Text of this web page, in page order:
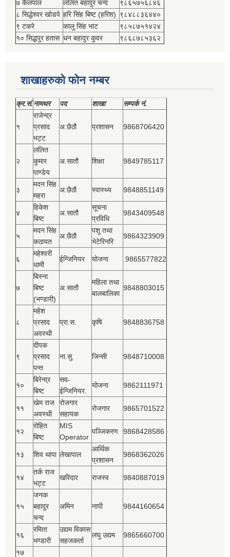
७ कैलपाल ललित बहादुर चन्द
९८६५७५६८४६
८ सिद्धेश्‍वर खोडपे हरि सिंह बिष्‍ट (हरिश) ९८४८८३६४४०
९ टकरे
कालु सिंह भाट
९८५८७५१४२४
१० सिद्धपुर हतास धन बहादुर कुवर ९८६८७८५३६२
शाखाहरुको फोन नम्बर
क्र.सं.नामथर पद शाखा सम्‍पर्क नं.
१
राजेन्द्र
प्रसाद
भट्ट
अ.छैठौ प्रशासन 9868706420
२
ललित
कुमार
पाण्डेय
अ.सातौ शिक्षा 9849785117
३
मदन सिंह
महरा
अ.छैठौ स्वास्थ्य 9848851149
४
हिकेश
बिष्‍ट
अ.सातौ
सूचना
प्रविधि
9843409548
५
मदन सिंह
कठायत
अ.छैठौ
पशु तथा
भेटेरिनरि
9864323909
६
महेश्‍वरी
धामी
ईन्जिनियर योजना .9865577822
७
बिस्‍ना
बिष्‍ट
(भण्डारी)
अ.सातौ
महिला तथा
बालबालिका
9848803015
८
महेश
प्रसाद
अवस्थी
प्रा.स. कृषि 9848836758
९
दीपक
प्रसाद
पन्त
ना.सु. जिन्सी 9848710008
१०
बिरेन्द्र
बिष्‍ट
सव-
ईन्जिनियर.
योजना 9862111971
११
खेम राज
अवस्थी
रोजगार
सहायक
रोजगार 9865701522
१२
रोहित
बिष्‍ट
MIS
Operator
पञ्‍जिकरण 9868428586
१३ शिव थापा लेखापाल
आर्थिक
प्रशासन
9868362026
१४
तर्क राज
भट्ट
खरिदार राजस्‍व 9840887019
१५
जनक
बहादुर
चन्द
अमिन नापी 9844160654
१६
रमिता
भण्डारी
उद्यम विकास
सहजकर्ता
लघु उद्यम 9865660700
१७